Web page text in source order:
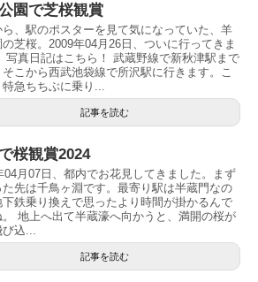
園で芝桜観賞
ら、駅のポスターを見て気になっていた、羊
の芝桜。2009年04月26日、ついに行ってきま
写真日記はこちら！ 武蔵野線で新秋津駅まで
こから西武池袋線で所沢駅に行きます。こ
特急ちちぶに乗り...
記事を読む
桜観賞2024
04月07日、都内でお花見してきました。まず
た先は千鳥ヶ淵です。最寄り駅は半蔵門なの
下鉄乗り換えで思ったより時間が掛かるんで
。 地上へ出て半蔵濠へ向かうと、満開の桜が
び込...
記事を読む